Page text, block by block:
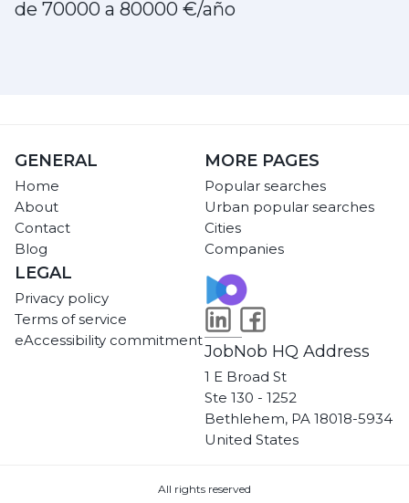
de 70000 a 80000 €/año
GENERAL
Home
About
Contact
Blog
MORE PAGES
Popular searches
Urban popular searches
Cities
Companies
LEGAL
Privacy policy
Terms of service
eAccessibility commitment
JobNob HQ Address
1 E Broad St
Ste 130 - 1252
Bethlehem, PA 18018-5934
United States
All rights reserved